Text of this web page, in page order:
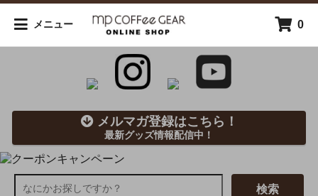
メニュー 0
メルマガ登録はこちら！
最新グッズ情報配信中！
検索